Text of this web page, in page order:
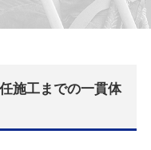
施工までの一貫体